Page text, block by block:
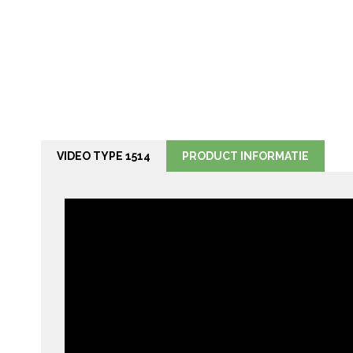
VIDEO TYPE 1514 PRODUCT INFORMATIE